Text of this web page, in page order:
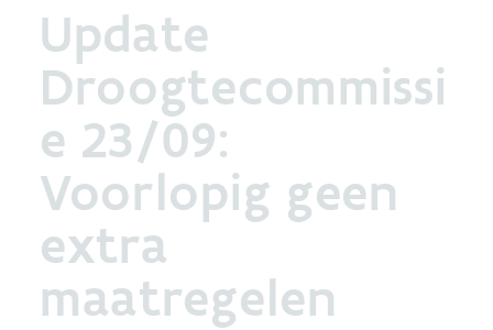
Update
Droogtecommissi
e 23/09:
Voorlopig geen
extra
maatregelen